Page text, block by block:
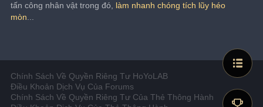
tấn công nhân vật trong đó, làm nhanh chóng tích lũy héo
mòn...
Chính Sách Về Quyền Riêng Tư HoYoLAB
Điều Khoản Dịch Vụ Của Forums
Chính Sách Về Quyền Riêng Tư Của Thẻ Thông Hành